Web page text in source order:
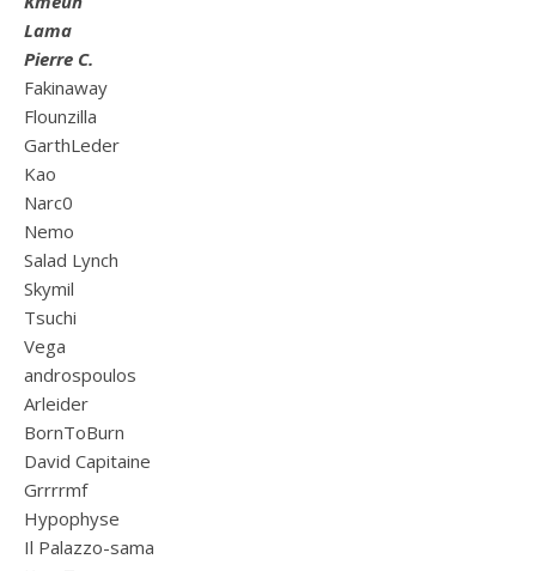
Lama
Pierre C.
Fakinaway
Flounzilla
GarthLeder
Kao
Narc0
Nemo
Salad Lynch
Skymil
Tsuchi
Vega
androspoulos
Arleider
BornToBurn
David Capitaine
Grrrrmf
Hypophyse
Il Palazzo-sama